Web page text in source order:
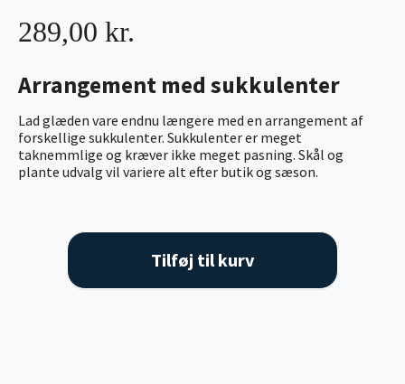
Arrangement med sukkulenter
Lad glæden vare endnu længere med en arrangement af
forskellige sukkulenter. Sukkulenter er meget
taknemmlige og kræver ikke meget pasning. Skål og
plante udvalg vil variere alt efter butik og sæson.
289,00 kr.
Tilføj til kurv